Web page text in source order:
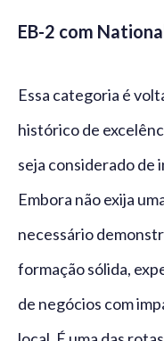
EB-2 com
Essa categoria é
histórico de
seja considerado de
Embora não exija
necessário
formação sólida,
de negócios com